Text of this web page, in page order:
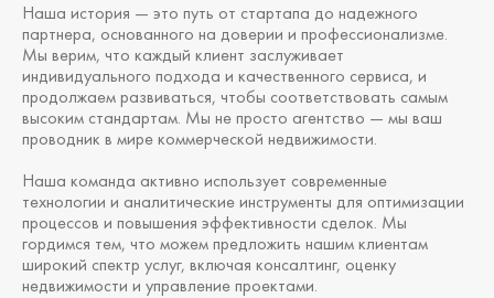
Наша история — это путь от стартапа до надежного
партнера, основанного на доверии и профессионализме.
Мы верим, что каждый клиент заслуживает
индивидуального подхода и качественного сервиса, и
продолжаем развиваться, чтобы соответствовать самым
высоким стандартам. Мы не просто агентство — мы ваш
проводник в мире коммерческой недвижимости.
Наша команда активно использует современные
технологии и аналитические инструменты для оптимизации
процессов и повышения эффективности сделок. Мы
гордимся тем, что можем предложить нашим клиентам
широкий спектр услуг, включая консалтинг, оценку
недвижимости и управление проектами.